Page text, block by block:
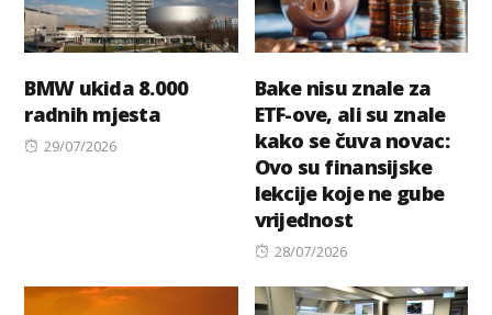
BMW ukida 8.000
radnih mjesta
Posted
29/07/2026
Bake nisu znale za
ETF-ove, ali su znale
kako se čuva novac:
Ovo su finansijske
lekcije koje ne gube
vrijednost
Posted
28/07/2026